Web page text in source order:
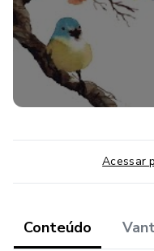
Acessar
Conteúdo